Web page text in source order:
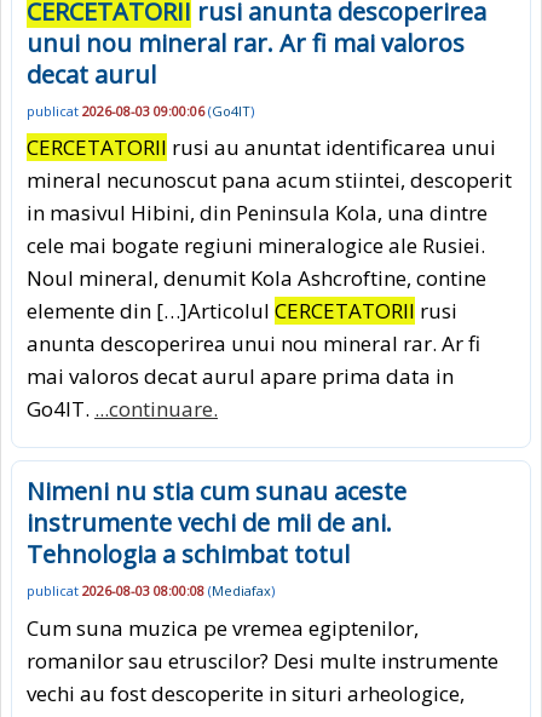
CERCETATORII rusi anunta descoperirea
unui nou mineral rar. Ar fi mai valoros
decat aurul
publicat 2026-08-03 09:00:06(Go4IT)
CERCETATORII rusi au anuntat identificarea unui
mineral necunoscut pana acum stiintei, descoperit
in masivul Hibini, din Peninsula Kola, una dintre
cele mai bogate regiuni mineralogice ale Rusiei.
Noul mineral, denumit Kola Ashcroftine, contine
elemente din […]Articolul CERCETATORII rusi
anunta descoperirea unui nou mineral rar. Ar fi
mai valoros decat aurul apare prima data in
Go4IT. ...continuare.
Nimeni nu stia cum sunau aceste
instrumente vechi de mii de ani.
Tehnologia a schimbat totul
publicat 2026-08-03 08:00:08 (Mediafax)
Cum suna muzica pe vremea egiptenilor,
romanilor sau etruscilor? Desi multe instrumente
vechi au fost descoperite in situri arheologice,